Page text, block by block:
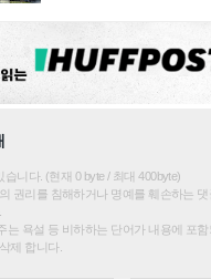
습니다. (현재 0 byte / 최대 400byte)
권리를 침해하거나 명예를 훼손하는
는 욕설 등 비하하는 단어가 내용에 포
제 합니다.